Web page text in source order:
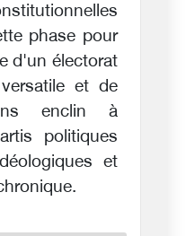
phase pour
d'un électorat
et de
enclin à
politiques
et